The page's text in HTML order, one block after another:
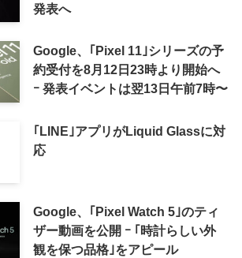
発表へ
Google、｢Pixel 11｣シリーズの予
約受付を8月12日23時より開始へ
ｰ 発表イベントは翌13日午前7時〜
｢LINE｣アプリがLiquid Glassに対
応
Google、｢Pixel Watch 5｣のティ
ザー動画を公開 ｰ ｢時計らしい外
観を保つ品格｣をアピール